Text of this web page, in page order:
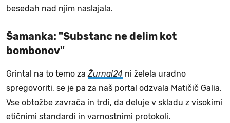
besedah nad njim naslajala.
Šamanka: "Substanc ne delim kot
bombonov"
Grintal na to temo za Žurnal24 ni želela uradno
spregovoriti, se je pa za naš portal odzvala Matičič Galia.
Vse obtožbe zavrača in trdi, da deluje v skladu z visokimi
etičnimi standardi in varnostnimi protokoli.